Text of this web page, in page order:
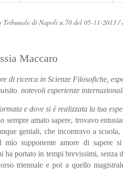
Tribunale di Napoli n.70 del 05-11-2013 /
Maccaro
di ricerca in Scienze Filosofiche,
notevoli esperienze
e dove si è realizzata la tua
sempre amato sapere, trovavo
geniali, che incontravo a
supponente amore di sapere
ha portato in tempi brevissimi, senza
triennale e poi a quello